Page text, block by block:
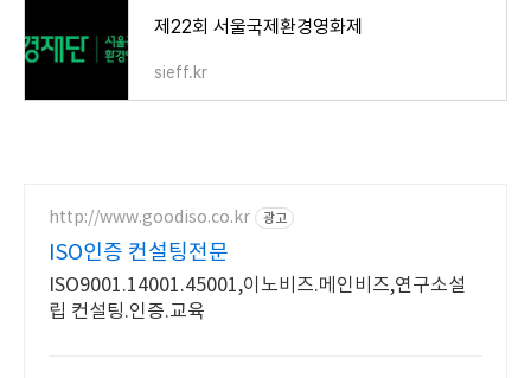
제22회 서울국제환경영화제
sieff.kr
http://www.goodiso.co.kr 광고
ISO인증 컨설팅전문
ISO9001.14001.45001,이노비즈.메인비즈,연구소설
립 컨설팅.인증.교육